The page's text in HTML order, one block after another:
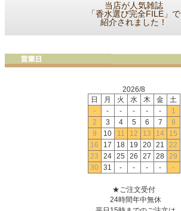
当店が人気雑誌
「香水選び完全FILE」で
紹介されました！
2026/8
日
月 火 水 木 金
土
-
- - - - -
1
2
3 4 5 6 7
8
9
10 11 12 13 14
15
16
17 18 19 20 21
22
23
24 25 26 27 28 29
30
31 - - - - -
★ご注文受付
24時間年中無休